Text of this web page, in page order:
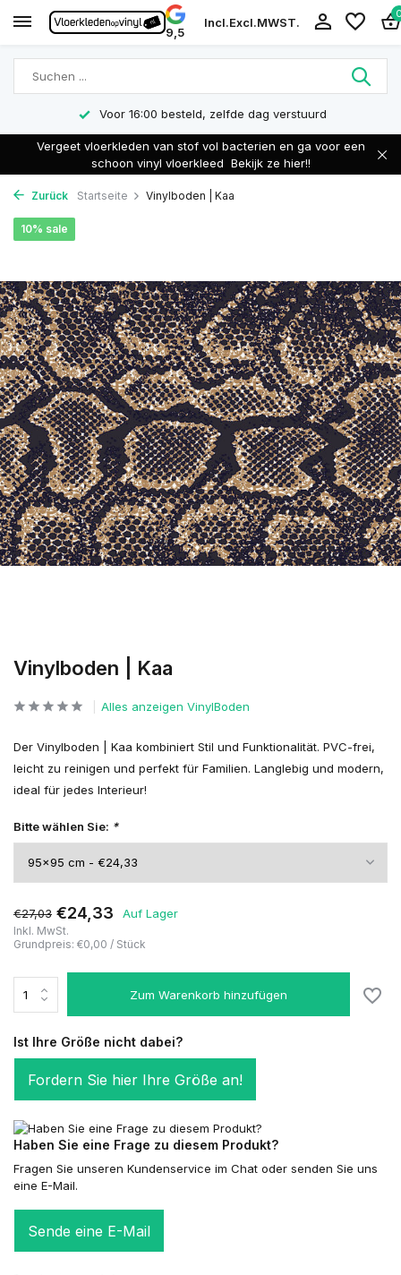
9,5
Incl.Excl.MWST.
Voor 16:00 besteld, zelfde dag verstuurd
Vergeet vloerkleden van stof vol bacterien en ga voor een
schoon vinyl vloerkleed Bekijk ze hier!!
Zurück Startseite Vinylboden | Kaa
Vinylboden | Kaa
10% sale
Alles anzeigen VinylBoden
Der Vinylboden | Kaa kombiniert Stil und Funktionalität. PVC-frei,
leicht zu reinigen und perfekt für Familien. Langlebig und modern,
ideal für jedes Interieur!
Bitte wählen Sie: *
€27,03 €24,33 Auf Lager
Inkl. MwSt.
Grundpreis: €0,00 / Stück
Zum Warenkorb hinzufügen
Ist Ihre Größe nicht dabei?
Fordern Sie hier Ihre Größe an!
Haben Sie eine Frage zu diesem Produkt?
Fragen Sie unseren Kundenservice im Chat oder senden Sie uns
eine E-Mail.
Sende eine E-Mail